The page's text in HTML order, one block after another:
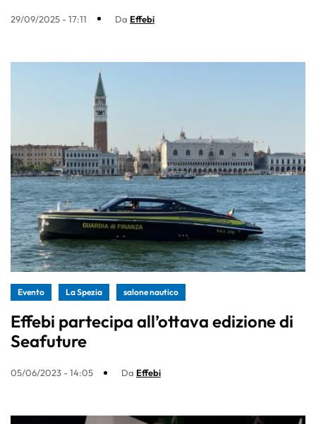
29/09/2025 - 17:11 Da Effebi
Evento La Spezia salone nautico
Effebi partecipa all’ottava edizione di
Seafuture
05/06/2023 - 14:05 Da Effebi